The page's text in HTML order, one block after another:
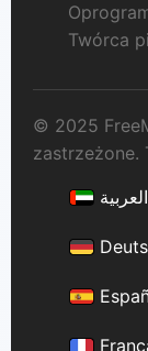
Twórca
© 2025
zastrzeżone.
العربية